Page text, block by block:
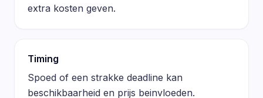
extra kosten geven.
Timing
Spoed of een strakke deadline kan
beschikbaarheid en prijs beinvloeden.